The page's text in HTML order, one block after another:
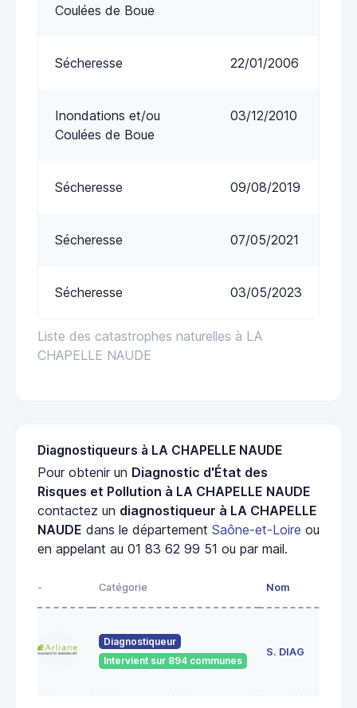
Liste des catastrophes naturelles à LA
CHAPELLE NAUDE
Coulées de Boue
Sécheresse 22/01/2006
Inondations et/ou
Coulées de Boue
03/12/2010
Sécheresse 09/08/2019
Sécheresse 07/05/2021
Sécheresse 03/05/2023
Diagnostiqueurs à LA CHAPELLE NAUDE
Pour obtenir un Diagnostic d'État des
Risques et Pollution à LA CHAPELLE NAUDE
contactez un diagnostiqueur à LA CHAPELLE
NAUDE dans le département Saône-et-Loire ou
en appelant au 01 83 62 99 51 ou par mail.
- Catégorie Nom
Diagnostiqueur
Intervient sur 894 communes
S. DIAG